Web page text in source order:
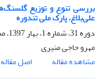
بررسی تنوع و توزیع
علی‌بلاغ، پارک ملی تندوره
دوره 31، شماره 1، بهار 1397، صفحه
مهرو حاجی منیری
مشاهده مقاله
اصل مقاله